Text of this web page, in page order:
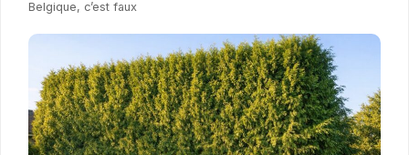
Belgique, c’est faux